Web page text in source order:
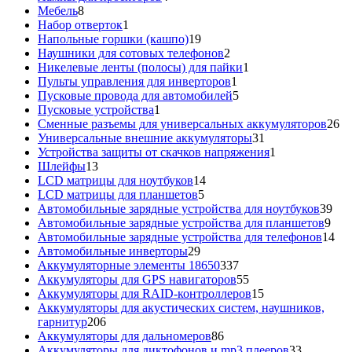
Мебель88
товаров
Набор отверток1
товар
Напольные горшки (кашпо)1919
товаров
Наушники для сотовых телефонов2
товара
Никелевые ленты (полосы) для пайки1
Пульты управления для инверторов1
товар
Пусковые провода для автомобилей55
Пусковые устройства1
товар
Сменные разъемы для универсальных аккумуляторов2626
Универсальные внешние аккумуляторы31
товар
Устройства защиты от скачков напряжения1
Шлейфы1313
товаров
LCD матрицы для ноутбуков1414
LCD матрицы для планшетов55
товаров
Автомобильные зарядные устройства для ноутбуков3939
Автомобильные зарядные устройства для планшетов99
Автомобильные зарядные устройства для телефонов1414
Автомобильные инверторы2929
товаров
Аккумуляторные элементы 18650337337
товаров
Аккумуляторы для GPS навигаторов5555
товаров
Аккумуляторы для RAID-контроллеров1515
товаров
Аккумуляторы для акустических систем, наушников,
гарнитур206206
товаров
Аккумуляторы для дальномеров8686